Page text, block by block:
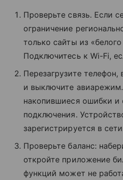
Проверьте связь. Если
ограничение
только сайты из «белого
Подключитесь к Wi-Fi,
Перезагрузите телефон,
и выключите
накопившиеся ошибки и
подключения.
зарегистрируется в
Проверьте баланс:
откройте приложение
функций может не